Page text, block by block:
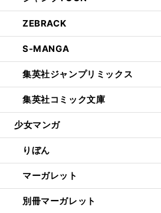
ZEBRACK
S-MANGA
集英社ジャンプリミックス
集英社コミック文庫
少女マンガ
りぼん
マーガレット
別冊マーガレット